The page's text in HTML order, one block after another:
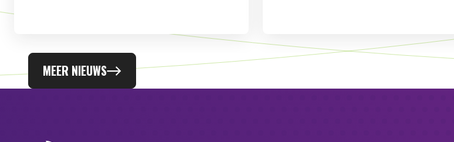
MEER NIEUWS